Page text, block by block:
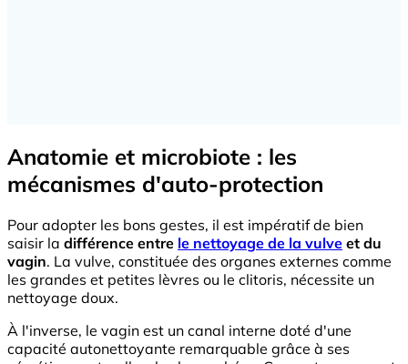
Anatomie et microbiote : les
mécanismes d'auto-protection
Pour adopter les bons gestes, il est impératif de bien
saisir la différence entre le nettoyage de la vulve et du
vagin. La vulve, constituée des organes externes comme
les grandes et petites lèvres ou le clitoris, nécessite un
nettoyage doux.
À l'inverse, le vagin est un canal interne doté d'une
capacité autonettoyante remarquable grâce à ses